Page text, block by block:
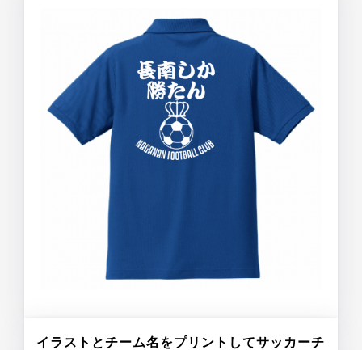
イラストとチーム名をプリントしてサッカーチ